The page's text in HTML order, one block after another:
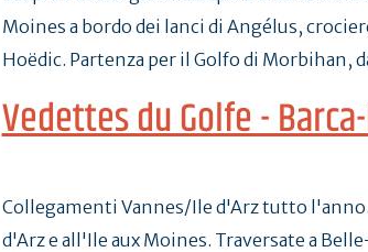
Moines a bordo dei lanci di Angélus,
Hoëdic. Partenza per il Golfo di Morbihan,
Vedettes du Golfe -
Collegamenti Vannes/Ile d'Arz tutto
d'Arz e all'Ile aux Moines. Traversate a